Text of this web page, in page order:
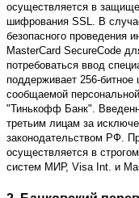
осуществляется в
шифрования SSL. В
безопасного проведения
MasterCard SecureCode
потребоваться ввод
поддерживает 256-
сообщаемой
"Тинькофф Банк".
третьим лицам за
законодательством РФ.
осуществляется в
систем МИР, Visa Int. и